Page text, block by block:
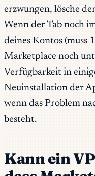
erzwungen, lösche
Wenn der Tab noch
deines Kontos (muss
Marketplace noch
Verfügbarkeit in
Neuinstallation der
wenn das Problem
besteht.
Kann ein